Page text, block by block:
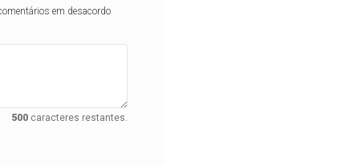
em desacordo
500 caracteres restantes.